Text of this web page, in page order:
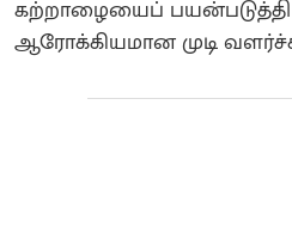
கற்றாழையைப் பயன்படுத்தி
ஆரோக்கியமான முடி